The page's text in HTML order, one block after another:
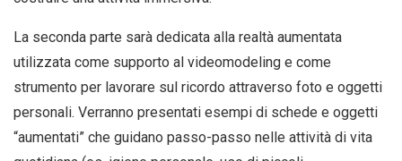
La seconda parte sarà dedicata alla realtà aumentata
utilizzata come supporto al videomodeling e come
strumento per lavorare sul ricordo attraverso foto e oggetti
personali. Verranno presentati esempi di schede e oggetti
“aumentati” che guidano passo-passo nelle attività di vita